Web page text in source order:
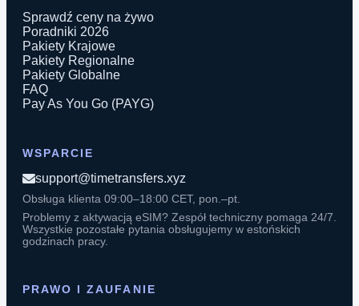
Sprawdź ceny na żywo
Poradniki 2026
Pakiety Krajowe
Pakiety Regionalne
Pakiety Globalne
FAQ
Pay As You Go (PAYG)
WSPARCIE
support@timetransfers.xyz
Obsługa klienta 09:00–18:00 CET, pon.–pt.
Problemy z aktywacją eSIM? Zespół techniczny pomaga 24/7.
Wszystkie pozostałe pytania obsługujemy w estońskich
godzinach pracy.
PRAWO I ZAUFANIE